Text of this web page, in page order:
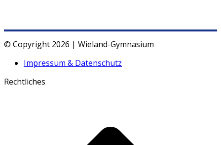
© Copyright 2026 | Wieland-Gymnasium
Impressum & Datenschutz
Rechtliches